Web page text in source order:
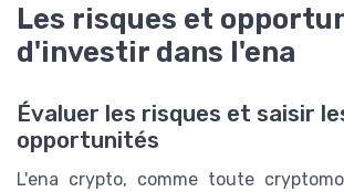
Les risques et
d'investir dans l'ena
Évaluer les risques et saisir
opportunités
L'ena crypto, comme toute